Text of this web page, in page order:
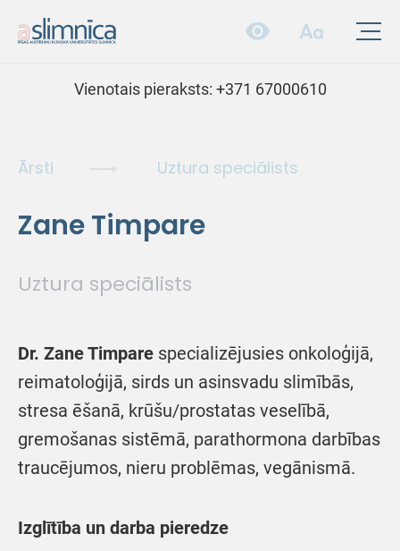
Vienotais pieraksts: +371 67000610
Ārsti Uztura speciālists
Zane Timpare
Uztura speciālists
Dr. Zane Timpare specializējusies onkoloģijā,
reimatoloģijā, sirds un asinsvadu slimībās,
stresa ēšanā, krūšu/prostatas veselībā,
gremošanas sistēmā, parathormona darbības
traucējumos, nieru problēmas, vegānismā.
Izglītība un darba pieredze